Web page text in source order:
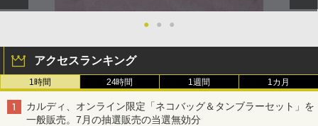
● ● ●
アクセスランキング
1時間 24時間 1週間 1カ月
カルディ、オンライン限定「ネコバッグ＆タンブラーセット」を
一般販売。7月の抽選販売の当選無効分